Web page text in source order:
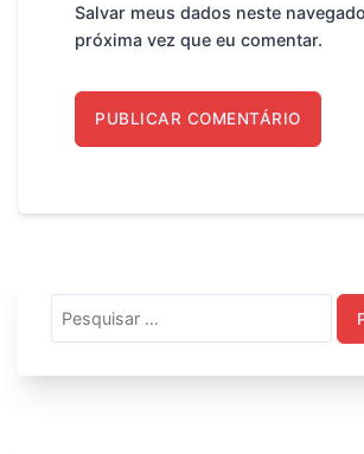
Salvar meus dados neste
próxima vez que eu comentar.
por: